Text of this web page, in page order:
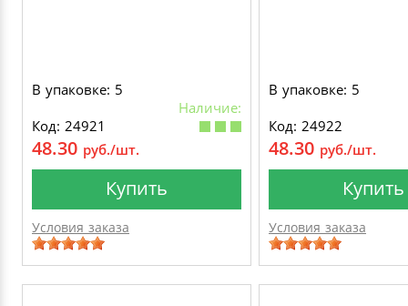
В упаковке: 5
Наличие:
Код: 24921
48.30 руб./шт.
Купить
Условия заказа
В упаковке: 5
Код: 24922
48.30 руб./шт.
Купить
Условия заказа